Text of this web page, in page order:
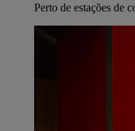
Perto de estações de